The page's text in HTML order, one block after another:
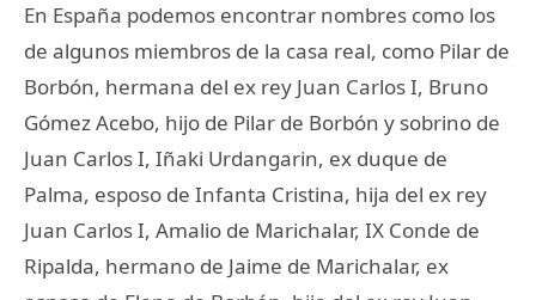
En España podemos encontrar nombres como los
de algunos miembros de la casa real, como Pilar de
Borbón, hermana del ex rey Juan Carlos I, Bruno
Gómez Acebo, hijo de Pilar de Borbón y sobrino de
Juan Carlos I, Iñaki Urdangarin, ex duque de
Palma, esposo de Infanta Cristina, hija del ex rey
Juan Carlos I, Amalio de Marichalar, IX Conde de
Ripalda, hermano de Jaime de Marichalar, ex